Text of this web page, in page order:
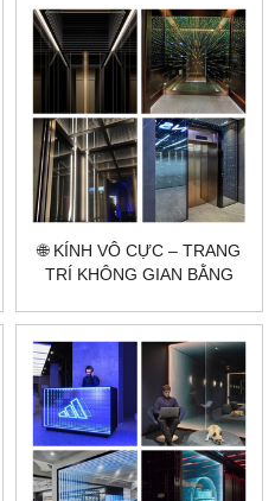
🌐 KÍNH VÔ CỰC – TRANG
TRÍ KHÔNG GIAN BẰNG